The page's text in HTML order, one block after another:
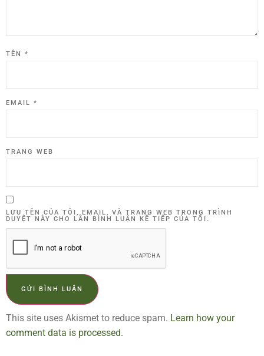
TÊN *
EMAIL *
TRANG WEB
LƯU TÊN CỦA TÔI, EMAIL, VÀ TRANG WEB TRONG TRÌNH
DUYỆT NÀY CHO LẦN BÌNH LUẬN KẾ TIẾP CỦA TÔI.
This site uses Akismet to reduce spam. Learn how your
comment data is processed.